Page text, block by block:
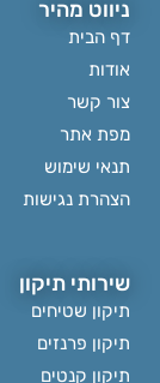
ניווט מהיר
דף הבית
אודות
צור קשר
מפת אתר
תנאי שימוש
הצהרת נגישות
שירותי תיקון
תיקון שטיחים
תיקון פרנזים
תיקון קנטים